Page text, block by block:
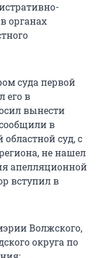
органах
суда первой
его в
вынести
в
суд, с
не нашел
апелляционной
вступил в
Волжского,
округа по